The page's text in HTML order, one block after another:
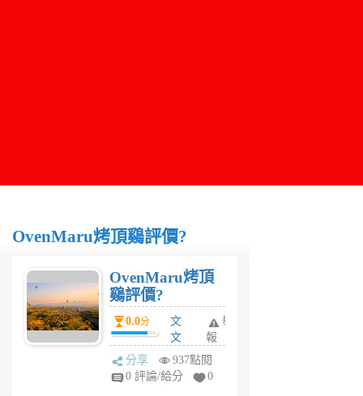
OvenMaru烤頂鷄評價?
OvenMaru烤頂
鷄評價?
0.0分
文
文
6
年
舉
報
分享
937點閱
0 評論/給分
0